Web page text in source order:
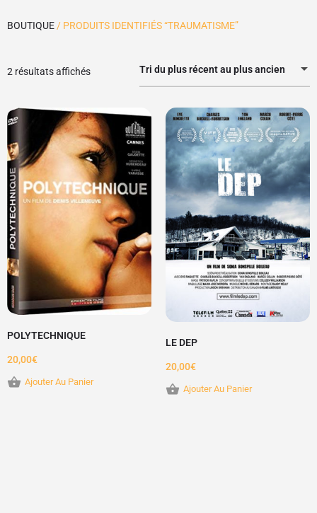
BOUTIQUE / PRODUITS IDENTIFIÉS “TRAUMATISME”
2 résultats affichés Tri du plus récent au plus ancien
POLYTECHNIQUE
20,00€
Ajouter Au Panier
LE DEP
20,00€
Ajouter Au Panier